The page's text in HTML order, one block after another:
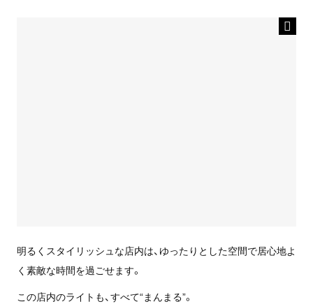
明るくスタイリッシュな店内は、ゆったりとした空間で居心地よ
く素敵な時間を過ごせます。
この店内のライトも、すべて“まんまる”。